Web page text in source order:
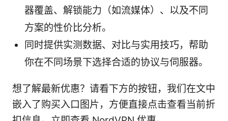
器覆盖、解锁能力（如流媒体）、以及不同
方案的性价比分析。
同时提供实测数据、对比与实用技巧，帮助
你在不同场景下选择合适的协议与伺服器。
想了解最新优惠？请看下方的按钮，我们在文中
嵌入了购买入口图片，方便直接点击查看当前折